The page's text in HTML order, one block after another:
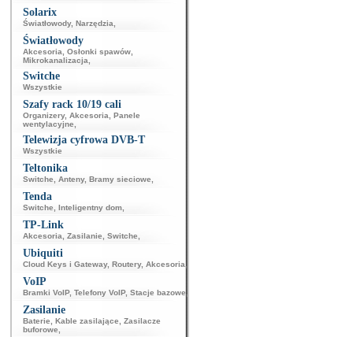
Solarix
Światłowody, Narzędzia
Światłowody
Akcesoria Osłonki spawów
Mikrokanalizacja
Switche
Wszystkie
Szafy rack 10/19 cali
Organizery, Akcesoria
Panele
wentylacyjne
Telewizja cyfrowa DVB-T
Wszystkie
Teltonika
Switche Anteny, Bramy sieciowe
Tenda
Switche Inteligentny dom
TP-Link
Akcesoria Zasilanie Switche
Ubiquiti
Cloud Keys i Gateway, Routery, Akcesoria
VoIP
Bramki VoIP, Telefony VoIP, Stacje bazowe
Zasilanie
Baterie Kable zasilające
Zasilacze
buforowe